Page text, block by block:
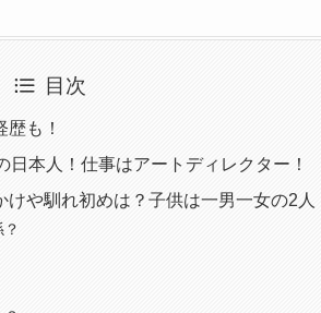
目次
も！
本人！仕事はアートディレクター！
や馴れ初めは？子供は一男一女の2人